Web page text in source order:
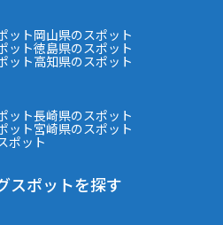
ット岡山県のスポット
ット徳島県のスポット
ット高知県のスポット
ット長崎県のスポット
ット宮崎県のスポット
ポット
スポットを探す